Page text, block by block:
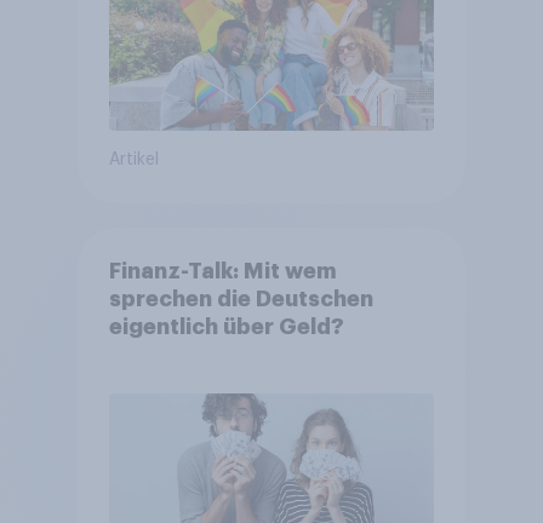
Artikel
Finanz-Talk: Mit wem
sprechen die Deutschen
eigentlich über Geld?